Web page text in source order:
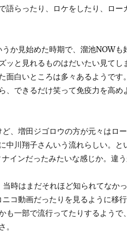
らったり、ロケをしたり、ロ
か見始めた時期で、溜池NOWも
ッと見れるものはだいたい見て
白いところは多々あるようです。
できるだけ笑って免疫力を高
、増田ジゴロウの方が元々はロ
中川翔子さんいう流れらしい。
インだったみたいな感じか。違う
はまだそれほど知られてなか
コ動画だったりを見るように移
も一部で流行ってたりするよう
。